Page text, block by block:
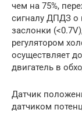
чем на 75%,
сигналу ДПДЗ о
заслонки
регулятором
осуществляет
двигатель в
Датчик
датчиком